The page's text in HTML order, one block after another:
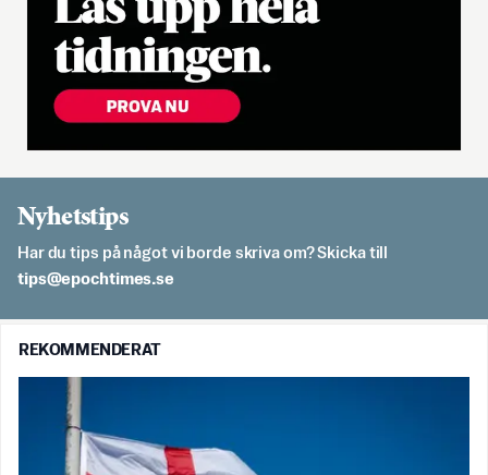
Nyhetstips
Har du tips på något vi borde skriva om? Skicka till
es.semithcope@spit
REKOMMENDERAT